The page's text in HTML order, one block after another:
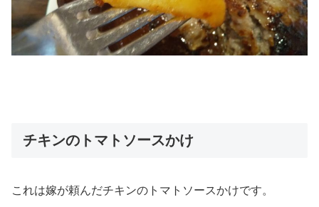
チキンのトマトソースかけ
これは嫁が頼んだチキンのトマトソースかけです。